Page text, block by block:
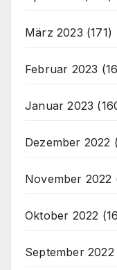
März 2023 (171)
Februar 2023
Januar 2023
Dezember 2022
November 2022
Oktober 2022
September 2022